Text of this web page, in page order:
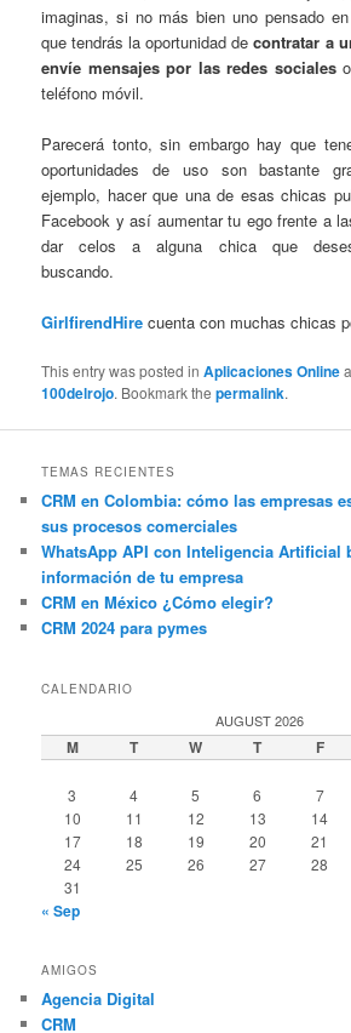
imaginas, si no más bien uno pensado en
que tendrás la oportunidad decontratar a
envíe mensajes por las redes socialeso
teléfono móvil.
Parecerá tonto, sin embargo hay que
oportunidades de uso son bastante
ejemplo, hacer que una de esas chicas
Facebook y así aumentar tu ego frente a
dar celos a alguna chica que
buscando.
GirlfirendHire cuenta con muchas chicas
This entry was posted inAplicaciones Online
100delrojo. Bookmark thepermalink.
TEMAS RECIENTES
CRM en Colombia: cómo las empresas
sus procesos comerciales
WhatsApp API con Inteligencia Artificial
información de tu empresa
CRM en México ¿Cómo elegir?
CRM 2024 para pymes
CALENDARIO
AUGUST 2026
M T W T F
3
4 5 6 7
10
11 12 13 14
17
18 19 20 21
24
25 26 27 28
31
« Sep
AMIGOS
Agencia Digital
CRM